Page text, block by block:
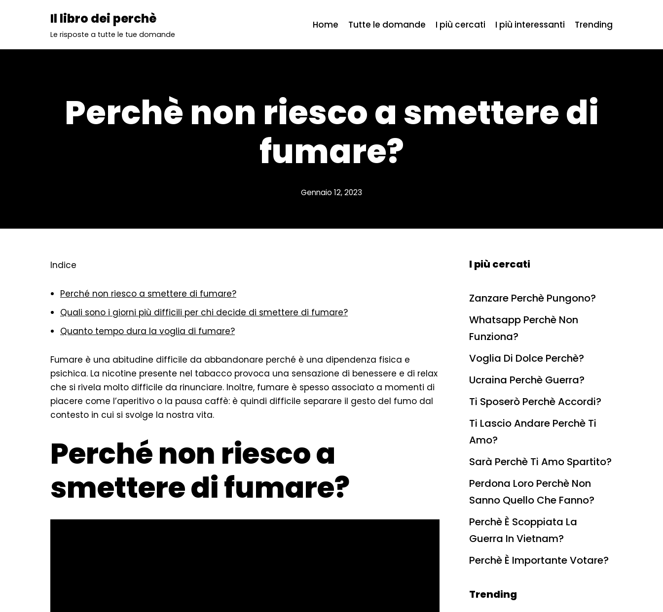
Il libro dei perchè
Le risposte a tutte le tue domande
Home Tutte le domande I più cercati I più interessanti Trending
Perchè non riesco a smettere di
fumare?
Gennaio 12, 2023
Indice
Perché non riesco a smettere di fumare?
Quali sono i giorni più difficili per chi decide di smettere di fumare?
Quanto tempo dura la voglia di fumare?
Fumare è una abitudine difficile da abbandonare perché è una dipendenza fisica e
psichica. La nicotine presente nel tabacco provoca una sensazione di benessere e di relax
che si rivela molto difficile da rinunciare. Inoltre, fumare è spesso associato a momenti di
piacere come l’aperitivo o la pausa caffè: è quindi difficile separare il gesto del fumo dal
contesto in cui si svolge la nostra vita.
Perché non riesco a
smettere di fumare?
I più cercati
Zanzare Perchè Pungono?
Whatsapp Perchè Non
Funziona?
Voglia Di Dolce Perchè?
Ucraina Perchè Guerra?
Ti Sposerò Perchè Accordi?
Ti Lascio Andare Perchè Ti
Amo?
Sarà Perchè Ti Amo Spartito?
Perdona Loro Perchè Non
Sanno Quello Che Fanno?
Perchè È Scoppiata La
Guerra In Vietnam?
Perchè È Importante Votare?
Trending